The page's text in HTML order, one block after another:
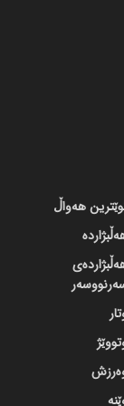
هەواڵ